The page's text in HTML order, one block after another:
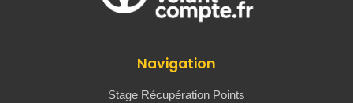
Navigation
Stage Récupération Points